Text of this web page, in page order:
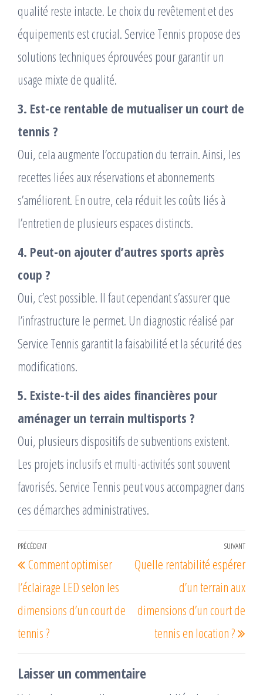
qualité reste intacte. Le choix du revêtement et des
équipements est crucial. Service Tennis propose des
solutions techniques éprouvées pour garantir un
usage mixte de qualité.
3. Est-ce rentable de mutualiser un court de
tennis ?
Oui, cela augmente l’occupation du terrain. Ainsi, les
recettes liées aux réservations et abonnements
s’améliorent. En outre, cela réduit les coûts liés à
l’entretien de plusieurs espaces distincts.
4. Peut-on ajouter d’autres sports après
coup ?
Oui, c’est possible. Il faut cependant s’assurer que
l’infrastructure le permet. Un diagnostic réalisé par
Service Tennis garantit la faisabilité et la sécurité des
modifications.
5. Existe-t-il des aides financières pour
aménager un terrain multisports ?
Oui, plusieurs dispositifs de subventions existent.
Les projets inclusifs et multi-activités sont souvent
favorisés. Service Tennis peut vous accompagner dans
ces démarches administratives.
Navigation
de
l’article
Article
précédent
PRÉCÉDENT
Comment optimiser
l’éclairage LED selon les
dimensions d’un court de
tennis ?
SUIVANT
Quelle rentabilité espérer
d’un terrain aux
dimensions d’un court de
tennis en location ?
Laisser un commentaire